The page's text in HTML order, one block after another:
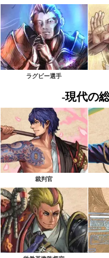
ラグビー選手
-現代の
裁判官